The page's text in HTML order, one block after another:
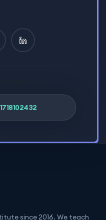
since 2016. We teach